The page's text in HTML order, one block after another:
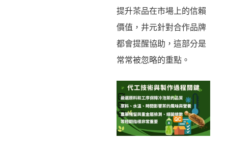
提升茶品在市場上的信賴
價值，井元針對合作品牌
都會提醒協助，這部分是
常常被忽略的重點。